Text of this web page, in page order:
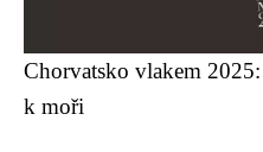
Chorvatsko vlakem
k moři